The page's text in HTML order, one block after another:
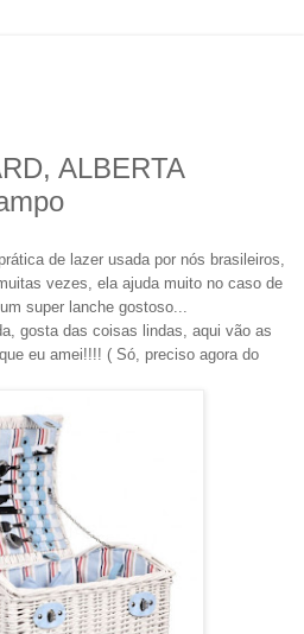
ALBERTA
de lazer usada por nós brasileiros,
vezes, ela ajuda muito no caso de
super lanche gostoso...
gosta das coisas lindas, aqui vão as
eu amei!!!! ( Só, preciso agora do